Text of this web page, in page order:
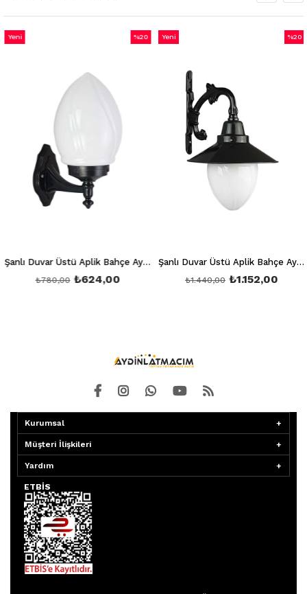
Şanlı Duvar Üstü Aplik Bahçe Aydınlatma Armatürü Şa 858
₺624,00
₺780,00
%20
Yeni
Şanlı Duvar Üstü Aplik Bahçe Aydınlatma Armatürü Şa 859
₺1.152,00
₺1.440,00
%20
Yeni
Kurumsal
Müşteri İlişkileri
Yardım
ETBİS